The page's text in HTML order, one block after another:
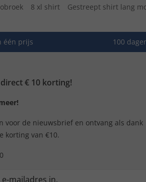
8 xl shirt Gestreept shirt lang
één prijs 100
€ 10 korting!
voor de nieuwsbrief en ontvang als dank
korting van €10.